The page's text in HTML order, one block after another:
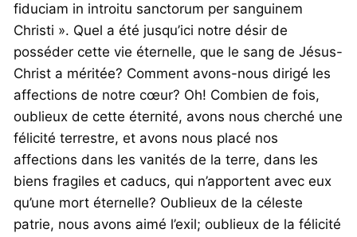
fiduciam in introitu sanctorum per sanguinem
Christi ». Quel a été jusqu’ici notre désir de
posséder cette vie éternelle, que le sang de Jésus-
Christ a méritée? Comment avons-nous dirigé les
affections de notre cœur? Oh! Combien de fois,
oublieux de cette éternité, avons nous cherché une
félicité terrestre, et avons nous placé nos
affections dans les vanités de la terre, dans les
biens fragiles et caducs, qui n’apportent avec eux
qu’une mort éternelle? Oublieux de la céleste
patrie, nous avons aimé l’exil; oublieux de la félicité